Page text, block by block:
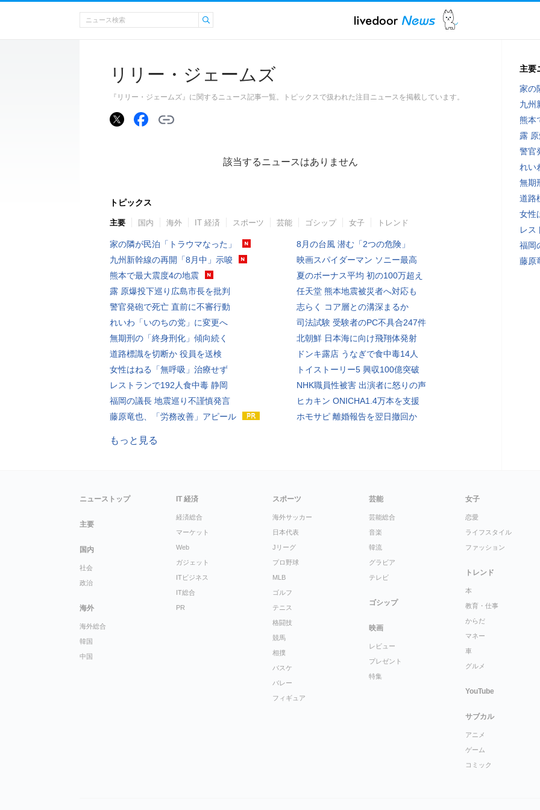
リリー・ジェームズ
『リリー・ジェームズ』に関するニュース記事一覧。トピックスで扱われた注目ニュースを掲載しています。
該当するニュースはありません
トピックス
主要 国内 海外 IT 経済 スポーツ 芸能 ゴシップ 女子 トレンド
家の隣が民泊「トラウマなった」
九州新幹線の再開「8月中」示唆
熊本で最大震度4の地震
露 原爆投下巡り広島市長を批判
警官発砲で死亡 直前に不審行動
れいわ「いのちの党」に変更へ
無期刑の「終身刑化」傾向続く
道路標識を切断か 役員を送検
女性はねる「無呼吸」治療せず
レストランで192人食中毒 静岡
福岡の議長 地震巡り不謹慎発言
藤原竜也、「労務改善」アピール
8月の台風 潜む「2つの危険」
映画スパイダーマン ソニー最高
夏のボーナス平均 初の100万超え
任天堂 熊本地震被災者へ対応も
志らく コア層との溝深まるか
司法試験 受験者のPC不具合247件
北朝鮮 日本海に向け飛翔体発射
ドンキ露店 うなぎで食中毒14人
トイストーリー5 興収100億突破
NHK職員性被害 出演者に怒りの声
ヒカキン ONICHA1.4万本を支援
ホモサピ 離婚報告を翌日撤回か
もっと見る
主要
家の
九州
熊本
露
警官
れい
無期
道路
女性
レス
福岡
藤原
ニューストップ
主要
国内
社会
政治
海外
海外総合
韓国
中国
IT 経済
経済総合
マーケット
Web
ガジェット
ITビジネス
IT総合
PR
スポーツ
海外サッカー
日本代表
Jリーグ
プロ野球
MLB
ゴルフ
テニス
格闘技
競馬
相撲
バスケ
バレー
フィギュア
芸能
芸能総合
音楽
韓流
グラビア
テレビ
ゴシップ
映画
レビュー
プレゼント
特集
女子
恋愛
ライフスタイル
ファッション
トレンド
本
教育・仕事
からだ
マネー
車
グルメ
YouTube
サブカル
アニメ
ゲーム
コミック